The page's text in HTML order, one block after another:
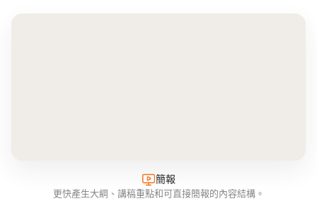
簡報
更快產生大綱、講稿重點和可直接簡報的內容結構。